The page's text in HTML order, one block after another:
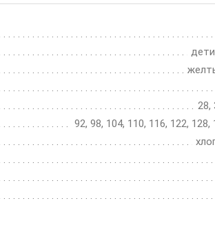
28,
92, 98, 104, 110, 116, 122, 128,